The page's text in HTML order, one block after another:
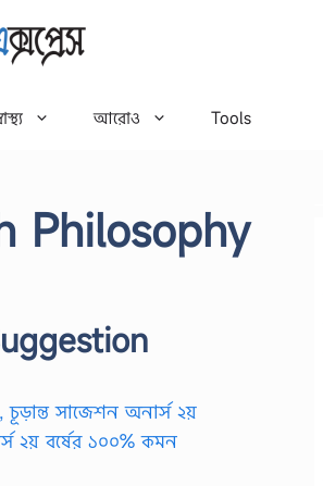
আরোও Tools
Philosophy